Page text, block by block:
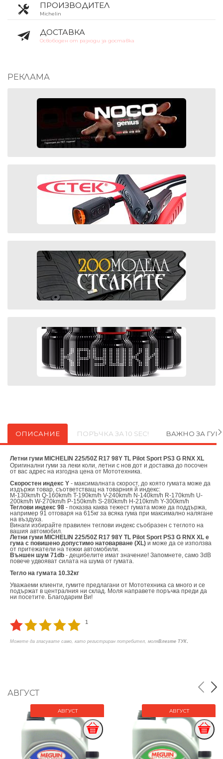
ПРОИЗВОДИТЕЛ
Michelin
ДОСТАВКА
Освободен от разходи за доставка
РЕКЛАМА
ОПИСАНИЕ ПОРЪЧКА ЗА 10 SEC! ВАЖНО ЗА
Летни гуми MICHELIN 225/50Z R17 98Y TL Pilot Sport PS3 G RNX XL
Оригинални гуми за леки коли, летни с нов дот и доставка до посочен
от вас адрес на изгодна цена от Мототехника.
Скоростен индекс Y - максималната скорост, до която гумата може да
издържи товар, съответстващ на товарния й индекс:
M-130km/h Q-160km/h T-190km/h V-240km/h N-140km/h R-170km/h U-
200km/h W-270km/h P-150km/h S-280km/h H-210km/h Y-300km/h
Теглови индекс 98 - показва каква тежест гумата може да поддържа,
например 91 отговаря на 615кг за всяка гума при максимално налягане
на въздуха.
Винаги избирайте правилен теглови индекс съобразен с теглото на
вашия автомобил.
Летни гуми MICHELIN 225/50Z R17 98Y TL Pilot Sport PS3 G RNX XL е
гума с повишено допустимо натоварване (XL) и може да се използва
от притежатели на тежки автомобили.
Външен шум 71db - децибелите имат значение! Запомнете, само 3dB
повече удвояват силата на шума от гумата.
Тегло на гумата 10.32кг
Уважаеми клиенти, гумите предлагани от Мототехника са много и се
подържат в централния ни склад. Моля направете поръчка преди да
ни посетите. Благодарим Ви!
1
Можете да гласувате само, като регистриран потребител, моляВлезте ТУК
АВГУСТ
АВГУСТ АВГУСТ